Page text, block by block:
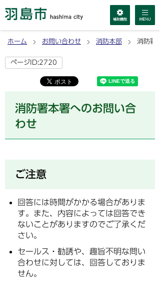
ホーム お問い合わせ 消防本部 消防署
ページID:2720
消防署本署へのお問い合
わせ
ご注意
回答には時間がかかる場合がありま
す。また、内容によっては回答でき
ないことがありますのでご了承くだ
さい。
セールス・勧誘や、趣旨不明な問い
合わせに対しては、回答しておりま
せん。